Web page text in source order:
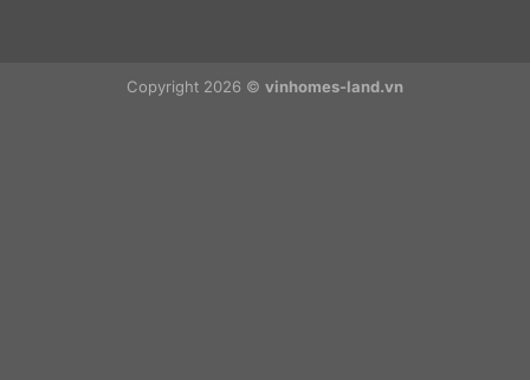
Copyright 2026 © vinhomes-land.vn